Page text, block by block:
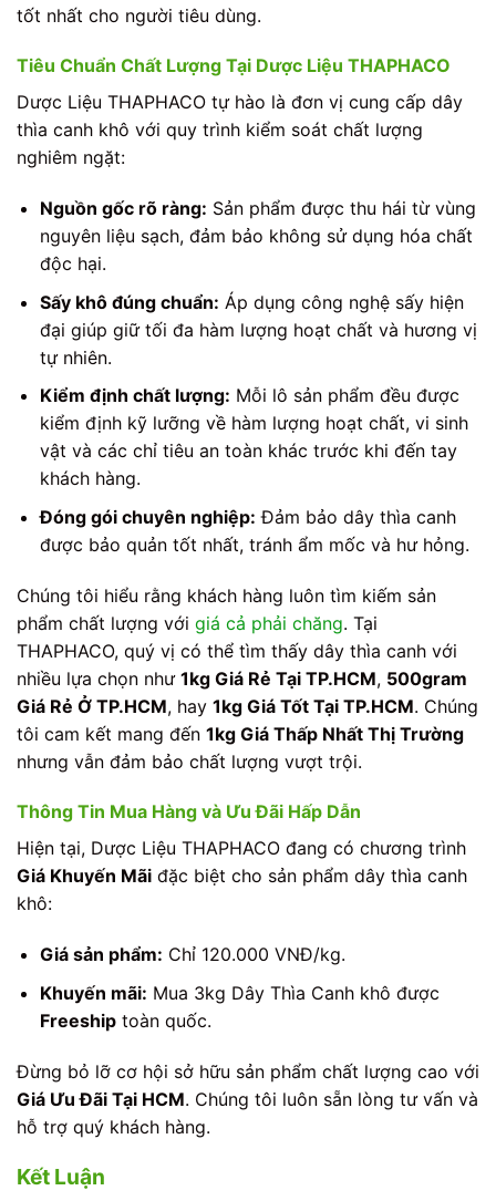
tốt nhất cho người tiêu dùng.
Tiêu Chuẩn Chất Lượng Tại Dược Liệu THAPHACO
Dược Liệu THAPHACO tự hào là đơn vị cung cấp dây
thìa canh khô với quy trình kiểm soát chất lượng
nghiêm ngặt:
Nguồn gốc rõ ràng: Sản phẩm được thu hái từ vùng
nguyên liệu sạch, đảm bảo không sử dụng hóa chất
độc hại.
Sấy khô đúng chuẩn: Áp dụng công nghệ sấy hiện
đại giúp giữ tối đa hàm lượng hoạt chất và hương vị
tự nhiên.
Kiểm định chất lượng: Mỗi lô sản phẩm đều được
kiểm định kỹ lưỡng về hàm lượng hoạt chất, vi sinh
vật và các chỉ tiêu an toàn khác trước khi đến tay
khách hàng.
Đóng gói chuyên nghiệp: Đảm bảo dây thìa canh
được bảo quản tốt nhất, tránh ẩm mốc và hư hỏng.
Chúng tôi hiểu rằng khách hàng luôn tìm kiếm sản
phẩm chất lượng với giá cả phải chăng. Tại
THAPHACO, quý vị có thể tìm thấy dây thìa canh với
nhiều lựa chọn như 1kg Giá Rẻ Tại TP.HCM, 500gram
Giá Rẻ Ở TP.HCM, hay 1kg Giá Tốt Tại TP.HCM. Chúng
tôi cam kết mang đến 1kg Giá Thấp Nhất Thị Trường
nhưng vẫn đảm bảo chất lượng vượt trội.
Thông Tin Mua Hàng và Ưu Đãi Hấp Dẫn
Hiện tại, Dược Liệu THAPHACO đang có chương trình
Giá Khuyến Mãi đặc biệt cho sản phẩm dây thìa canh
khô:
Giá sản phẩm: Chỉ 120.000 VNĐ/kg.
Khuyến mãi: Mua 3kg Dây Thìa Canh khô được
Freeshiptoàn quốc.
Đừng bỏ lỡ cơ hội sở hữu sản phẩm chất lượng cao với
Giá Ưu Đãi Tại HCM. Chúng tôi luôn sẵn lòng tư vấn và
hỗ trợ quý khách hàng.
Kết Luận